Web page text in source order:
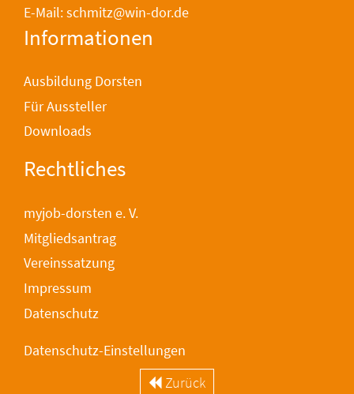
Zurück
E-Mail: schmitz@win-dor.de
Informationen
Ausbildung Dorsten
Für Aussteller
Downloads
Rechtliches
myjob-dorsten e. V.
Mitgliedsantrag
Vereinssatzung
Impressum
Datenschutz
Datenschutz-Einstellungen